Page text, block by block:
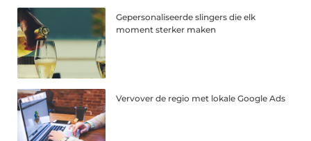
Gepersonaliseerde slingers die elk
moment sterker maken
Vervover de regio met lokale Google Ads